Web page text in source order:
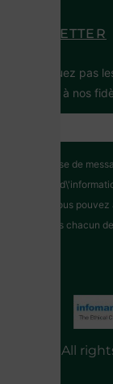
NEWSLETTER
Ne manquez pas
réservons à nos
Votre adresse de
notre lettre
activités. Vous
intégré dans chacun
2026 © – All